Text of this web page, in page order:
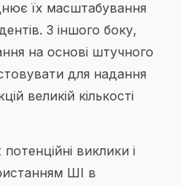
їх масштабування
З іншого боку,
на основі штучного
для надання
великій кількості
виклики і
ШІ в